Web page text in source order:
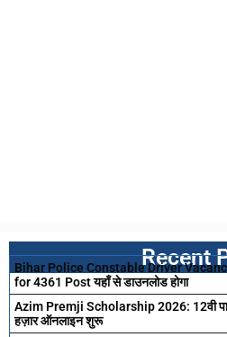
Recent
Bihar Police Constable Driver
for 4361 Post यहाँ से डाउनलोड होगा
Azim Premji Scholarship 2026: 12वी
हज़ार ऑनलाइन शुरू